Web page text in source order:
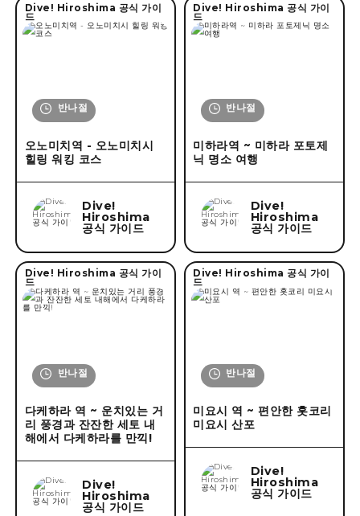
Dive! Hiroshima 공식 가이
드
반나절
오노미치역 - 오노미치시
힐링 워킹 코스
Dive!
Hiroshima
공식 가이드
Dive! Hiroshima 공식 가이
드
반나절
미하라역 ~ 미하라 포토제
닉 명소 여행
Dive!
Hiroshima
공식 가이드
Dive! Hiroshima 공식 가이
드
반나절
다케하라 역 ~ 운치있는 거
리 풍경과 잔잔한 세토 내
해에서 다케하라를 만끽!
Dive!
Hiroshima
공식 가이드
Dive! Hiroshima 공식 가이
드
반나절
미요시 역 ~ 편안한 홋코리
미요시 산포
Dive!
Hiroshima
공식 가이드